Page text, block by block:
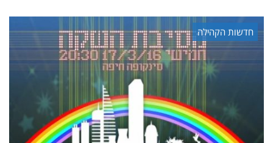
חדשות הקהילה